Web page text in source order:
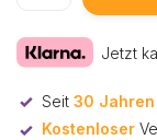
Jetzt
Seit 30 Jahren
Kostenloser